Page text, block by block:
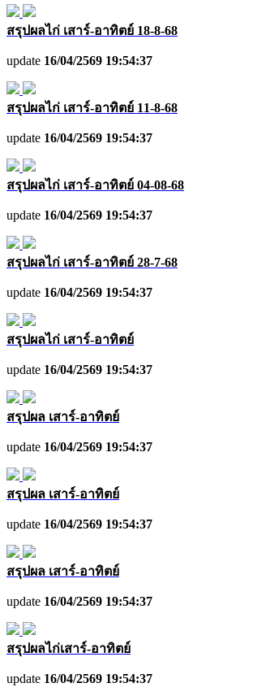
สรุปผลไก่ เสาร์-อาทิตย์ 18-8-68
update 16/04/2569 19:54:37
สรุปผลไก่ เสาร์-อาทิตย์ 11-8-68
update 16/04/2569 19:54:37
สรุปผลไก่ เสาร์-อาทิตย์ 04-08-68
update 16/04/2569 19:54:37
สรุปผลไก่ เสาร์-อาทิตย์ 28-7-68
update 16/04/2569 19:54:37
สรุปผลไก่ เสาร์-อาทิตย์
update 16/04/2569 19:54:37
สรุปผล เสาร์-อาทิตย์
update 16/04/2569 19:54:37
สรุปผล เสาร์-อาทิตย์
update 16/04/2569 19:54:37
สรุปผล เสาร์-อาทิตย์
update 16/04/2569 19:54:37
สรุปผลไก่เสาร์-อาทิตย์
update 16/04/2569 19:54:37